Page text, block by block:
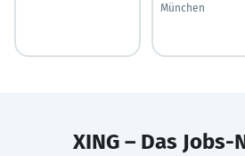
München
XING – Das